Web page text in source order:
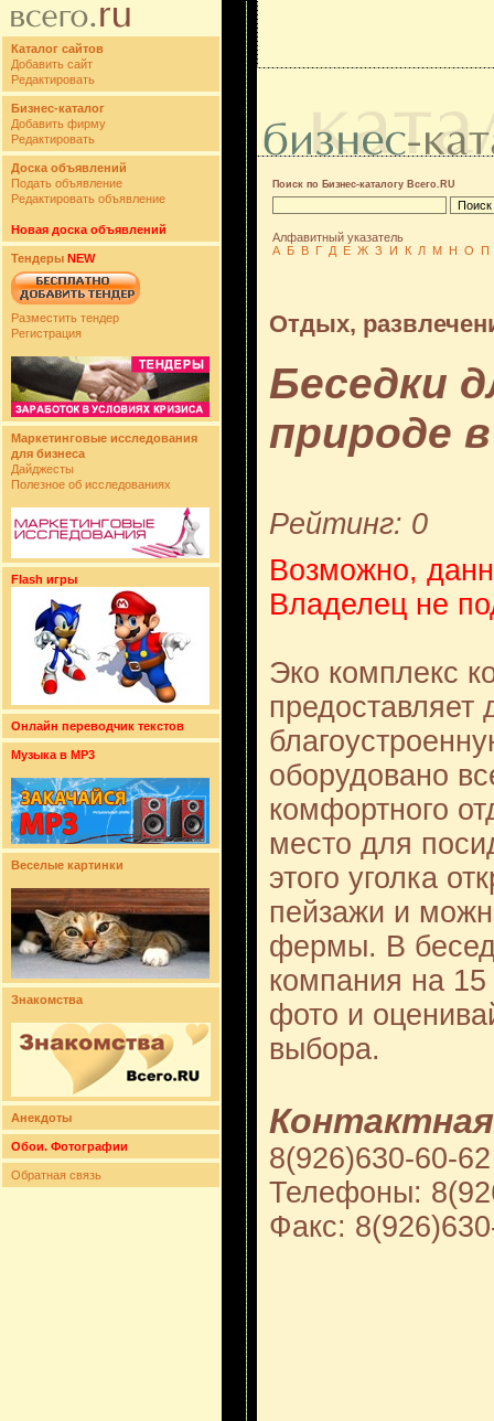
Каталог сайтов
Добавить сайт
Редактировать
Бизнес-каталог
Добавить фирму
Редактировать
Доска объявлений
Подать объявление
Редактировать объявление
Новая доска объявлений
Тендеры NEW
Разместить тендер
Регистрация
Маркетинговые исследования
для бизнеса
Дайджесты
Полезное об исследованиях
Flash игры
Онлайн переводчик текстов
Музыка в MP3
Веселые картинки
Знакомства
Анекдоты
Обои. Фотографии
Обратная связь
Поиск по Бизнес-каталогу Всего.RU
Алфавитный указатель
А Б В Г Д Е Ж З И К Л М Н О П
Отдых,
Беседки
природе
Рейтинг: 0
Возможно,
Владелец не
Эко комплекс
оборудовано
комфортного
место для
этого уголка
пейзажи и
фермы. В
компания на 15
фото и
выбора.
8(926)630-60-62
Телефоны:
Факс: